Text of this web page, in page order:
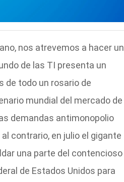
nos atrevemos a hacer un
de las TI presenta un
de todo un rosario de
mundial del mercado de
demandas antimonopolio
contrario, en julio el gigante
una parte del contencioso
de Estados Unidos para